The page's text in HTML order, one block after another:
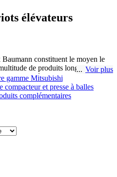
élévateurs
constituent le moyen le
de produits longs ou
des matières plastiques ou des
l’excellence de sa fabrication
3 à 8 tonnes et des chariots diesel
à Charnay-Lès-Mâcon nous
gamme de chariots élévateurs
vos besoins.
Voir plus
gamme Mitsubishi
compacteur et presse à balles
complémentaires